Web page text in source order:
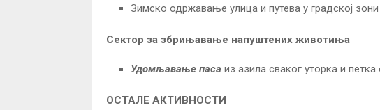
Зимско одржавање улица и путева у градској зони
Сектор за збрињавање напуштених животиња
Удомљавање паса из азила сваког уторка и
ОСТАЛЕ АКТИВНОСТИ